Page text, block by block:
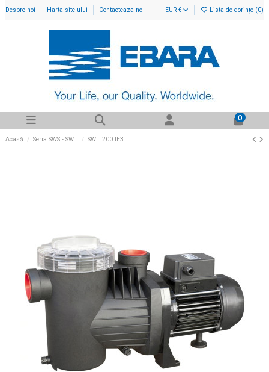
Despre noi Harta site-ului Contacteaza-ne EUR € Lista de dorințe (0)
0
Acasă Seria SWS - SWT SWT 200 IE3